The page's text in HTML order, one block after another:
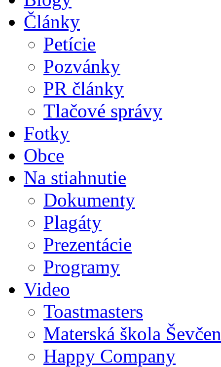
Články
Petície
Pozvánky
PR články
Tlačové správy
Fotky
Obce
Na stiahnutie
Dokumenty
Plagáty
Prezentácie
Programy
Video
Toastmasters
Materská škola
Happy Company